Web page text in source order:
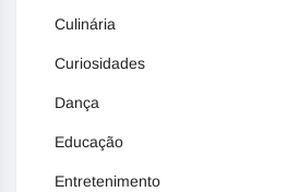
Culinária
Curiosidades
Dança
Educação
Entretenimento